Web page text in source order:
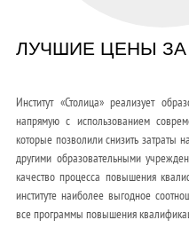
ЛУЧШИЕ ЦЕНЫ ЗА
Институт «Столица» реализует
напрямую с использованием
которые позволили снизить затраты
другими образовательными
качество процесса повышения
институте наиболее выгодное
все программы повышения